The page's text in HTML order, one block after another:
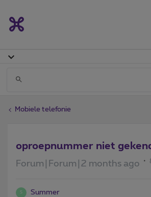
Mobiele telefonie
oproepnummer niet
Forum|Forum|2 months ago
S Summer